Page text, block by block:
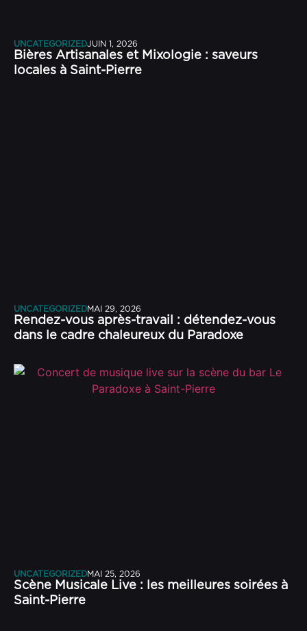
UNCATEGORIZEDJUIN 1, 2026
Bières Artisanales et Mixologie : saveurs
locales à Saint-Pierre
UNCATEGORIZEDMAI 29, 2026
Rendez-vous après-travail : détendez-vous
dans le cadre chaleureux du Paradoxe
UNCATEGORIZEDMAI 25, 2026
Scène Musicale Live : les meilleures soirées à
Saint-Pierre